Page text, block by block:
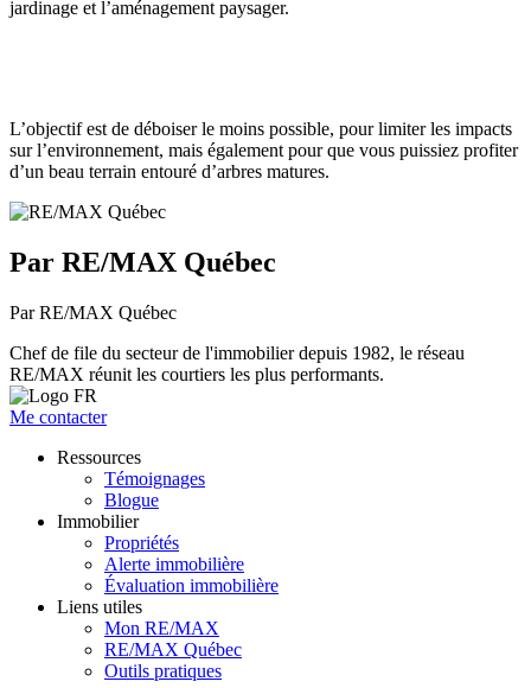
jardinage et l’aménagement paysager.
L’objectif est de déboiser le moins possible, pour limiter les impacts
sur l’environnement, mais également pour que vous puissiez profiter
d’un beau terrain entouré d’arbres matures.
Par RE/MAX Québec
Par RE/MAX Québec
Chef de file du secteur de l'immobilier depuis 1982, le réseau
RE/MAX réunit les courtiers les plus performants.
Me contacter
Ressources
Témoignages
Blogue
Immobilier
Propriétés
Alerte immobilière
Évaluation immobilière
Liens utiles
Mon RE/MAX
RE/MAX Québec
Outils pratiques